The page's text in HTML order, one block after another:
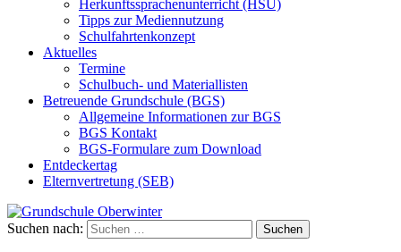
Herkunftssprachenunterricht (HSU)
Tipps zur Mediennutzung
Schulfahrtenkonzept
Aktuelles
Termine
Schulbuch- und Materiallisten
Betreuende Grundschule (BGS)
Allgemeine Informationen zur BGS
BGS Kontakt
BGS-Formulare zum Download
Entdeckertag
Elternvertretung (SEB)
Grundschule Oberwinter
Suchen nach: